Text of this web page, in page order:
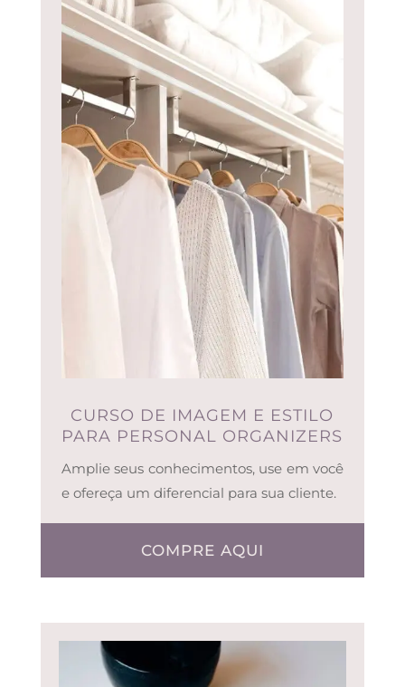
CURSO DE IMAGEM E ESTILO
PARA PERSONAL ORGANIZERS
Amplie seus conhecimentos, use em você
e ofereça um diferencial para sua cliente.
COMPRE AQUI